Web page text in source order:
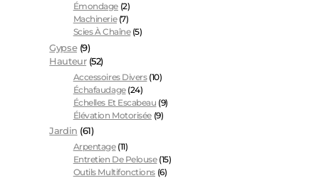
Émondage (2)
Machinerie (7)
Scies À Chaîne (5)
Gypse (9)
Hauteur (52)
Accessoires Divers (10)
Échafaudage (24)
Échelles Et Escabeau (9)
Élévation Motorisée (9)
Jardin (61)
Arpentage (11)
Entretien De Pelouse (15)
Outils Multifonctions (6)